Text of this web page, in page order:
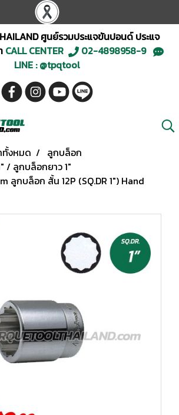
ศูนย์รวมประแจขันปอนด์ ประแจ
CALL CENTER
02-4898958-9
LINE : @tpqtool
ทั้งหมด
ลูกบล็อก
/ ลูกบล็อกยาว 1"
ลูกบล็อก สั้น 12P (SQ.DR 1") Hand